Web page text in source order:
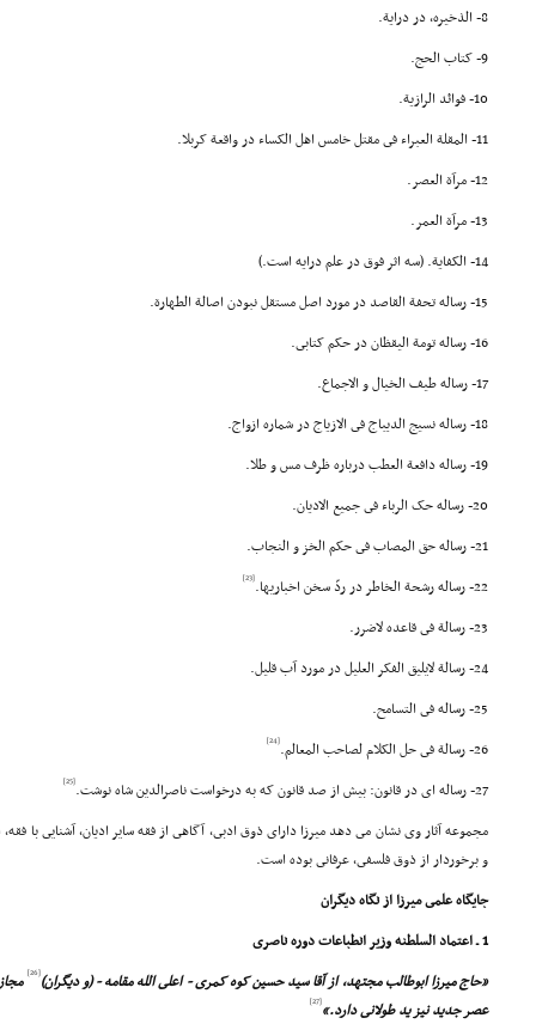
8- الذخیره، در درایة.
9- کتاب الحج.
10- فوائد الرازیة.
11- المقلة العبراء فى مقتل خامس اهل الکساء در واقعة کربلا.
12- مرآة العصر.
13- مرآة العمر.
14- الکفایة. (سه اثر فوق در علم درایه است.)
15- رساله تحفة القاصد در مورد اصل مستقل نبودن اصالة الطهارة.
16- رساله تومة الیقظان در حکم کتابى.
17- رساله طیف الخیال و الاجماع.
18- رساله نسیج الدیباج فى الازیاج در شماره ازواج.
19- رساله دافعة العطب درباره ظرف مس و طلا.
20- رساله حک الرباء فى جمیع الادیان.
21- رساله حق المصاب فى حکم الخز و النجاب.
22- رساله رشحة الخاطر در ردّ سخن اخباریها.
[23]
23- رسالة فى قاعده لاضرر.
24- رسالة لایلیق الفکر العلیل در مورد آب قلیل.
25- رساله فى التسامح.
26- رسالة فى حل الکلام لصاحب المعالم.
[24]
27- رساله اى در قانون: بیش از صد قانون که به درخواست ناصرالدین شاه نوشت. [25]
مجموعه آثار وى نشان مى دهد میرزا داراى ذوق ادبى، آگاهى از فقه سایر ادیان، آشنایى با
و برخوردار از ذوق فلسفى، عرفانى بوده است.
جایگاه علمى میرزا از نگاه دیگران
1 ـ اعتماد السلطنه وزیر انطباعات دوره ناصرى
«حاج میرزا ابوطالب مجتهد، از آقا سید حسین کوه کمرى - اعلى الله مقامه - (و دیگران)[26]
عصر جدید نیز ید طولانى دارد.»[27]